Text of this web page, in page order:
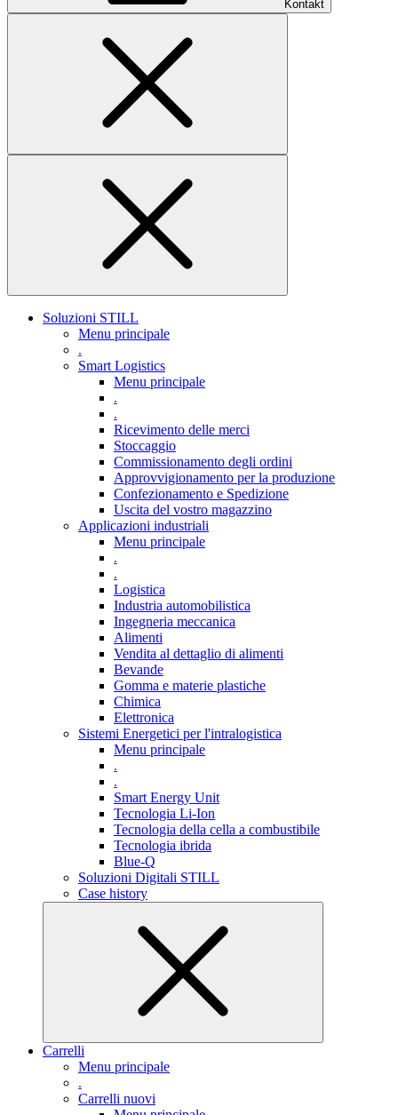
Kontakt
Soluzioni STILL
Menu principale
.
Smart Logistics
Menu principale
.
.
Ricevimento delle merci
Stoccaggio
Commissionamento degli ordini
Approvvigionamento per la produzione
Confezionamento e Spedizione
Uscita del vostro magazzino
Applicazioni industriali
Menu principale
.
.
Logistica
Industria automobilistica
Ingegneria meccanica
Alimenti
Vendita al dettaglio di alimenti
Bevande
Gomma e materie plastiche
Chimica
Elettronica
Sistemi Energetici per l'intralogistica
Menu principale
.
.
Smart Energy Unit
Tecnologia Li-Ion
Tecnologia della cella a combustibile
Tecnologia ibrida
Blue-Q
Soluzioni Digitali STILL
Case history
Carrelli
Menu principale
.
Carrelli nuovi